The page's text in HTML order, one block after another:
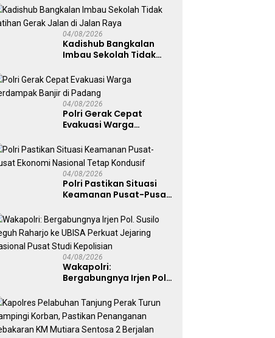
Wujud Nyata Dukung
Ketahanan Pangan
Nasional
04/08/2026
Kadishub Bangkalan
Imbau Sekolah Tidak
Jalan Raya
04/08/2026
Polri Gerak Cepat
Evakuasi Warga
Padang
04/08/2026
Polri Pastikan Situasi
Keamanan Pusat-Pusat
Kondusif
04/08/2026
Wakapolri:
Bergabungnya Irjen Pol.
UBISA Perkuat Jejaring
Nasional Pusat Studi
Kepolisian